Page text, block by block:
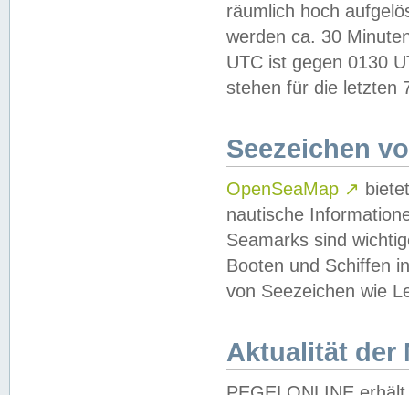
räumlich hoch
werden ca. 30
UTC ist gegen 0130
stehen für die letzten
Seezeichen
OpenSeaMap ↗
nautische
Seamarks sind
Booten und Schiffen
von Seezeichen wie
Aktualität der